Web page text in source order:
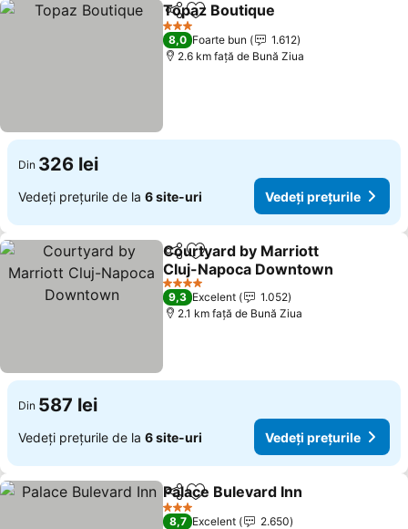
DistribuițiAdăugaţi la favorite
Topaz Boutique
3 Stele
8,0 Foarte bun
1.612
2.6 km faţă de Bună Ziua
Din 326 lei
Vedeți prețurile de la 6 site-uri Vedeți prețurile
DistribuițiAdăugaţi la favorite
Courtyard by Marriott
Cluj-Napoca Downtown
Vedeți prețurile
4 Stele
9,3 Excelent
1.052
2.1 km faţă de Bună Ziua
Din 587 lei
Vedeți prețurile de la 6 site-uri Vedeți prețurile
DistribuițiAdăugaţi la favorite
Palace Bulevard Inn
3 Stele
8,7 Excelent
2.650